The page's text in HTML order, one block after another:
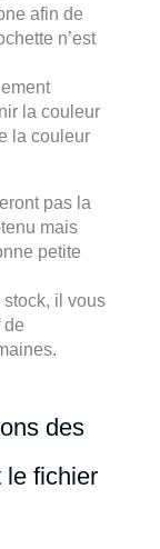
afin de
n’est
la couleur
la couleur
pas la
mais
petite
stock, il vous
de
des
le fichier